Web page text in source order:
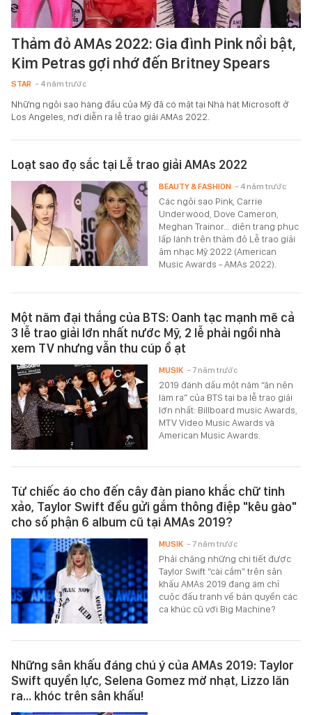
Thảm đỏ AMAs 2022: Gia đình Pink nổi bật,
Kim Petras gợi nhớ đến Britney Spears
STAR - 4 năm trước
Những ngôi sao hàng đầu của Mỹ đã có mặt tại Nhà hát Microsoft ở
Los Angeles, nơi diễn ra lễ trao giải AMAs 2022.
Loạt sao đọ sắc tại Lễ trao giải AMAs 2022
Các ngôi sao Pink, Carrie
Underwood, Dove Cameron,
Meghan Trainor… diện trang phục
lấp lánh trên thảm đỏ Lễ trao giải
âm nhạc Mỹ 2022 (American
Music Awards - AMAs 2022).
BEAUTY & FASHION - 4 năm trước
Một năm đại thắng của BTS: Oanh tạc mạnh mẽ cả
3 lễ trao giải lớn nhất nước Mỹ, 2 lễ phải ngồi nhà
xem TV nhưng vẫn thu cúp ồ ạt
2019 đánh dấu một năm “ăn nên
làm ra” của BTS tại ba lễ trao giải
lớn nhất: Billboard music Awards,
MTV Video Music Awards và
American Music Awards.
MUSIK - 7 năm trước
Từ chiếc áo cho đến cây đàn piano khắc chữ tinh
xảo, Taylor Swift đều gửi gắm thông điệp "kêu gào"
cho số phận 6 album cũ tại AMAs 2019?
Phải chăng những chi tiết được
Taylor Swift “cài cắm” trên sân
khấu AMAs 2019 đang ám chỉ
cuộc đấu tranh về bản quyền các
ca khúc cũ với Big Machine?
MUSIK - 7 năm trước
Những sân khấu đáng chú ý của AMAs 2019: Taylor
Swift quyền lực, Selena Gomez mờ nhạt, Lizzo lăn
ra... khóc trên sân khấu!